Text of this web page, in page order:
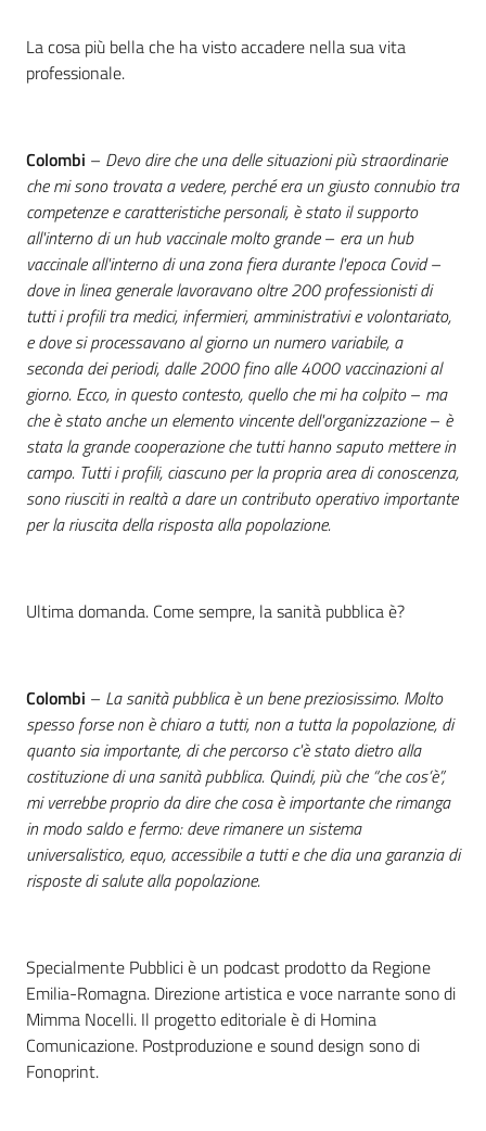
La cosa più bella che ha visto accadere nella sua vita
professionale.
Colombi – Devo dire che una delle situazioni più straordinarie
che mi sono trovata a vedere, perché era un giusto connubio tra
competenze e caratteristiche personali, è stato il supporto
all'interno di un hub vaccinale molto grande– era un hub
vaccinale all'interno di una zona fiera durante l'epoca Covid–
dove in linea generale lavoravano oltre 200 professionisti di
tutti i profili tra medici, infermieri, amministrativi e volontariato,
e dove si processavano al giorno un numero variabile, a
seconda dei periodi, dalle 2000 fino alle 4000 vaccinazioni al
giorno. Ecco, in questo contesto, quello che mi ha colpito– ma
che è stato anche un elemento vincente dell'organizzazione– è
stata la grande cooperazione che tutti hanno saputo mettere in
campo. Tutti i profili, ciascuno per la propria area di conoscenza,
sono riusciti in realtà a dare un contributo operativo importante
per la riuscita della risposta alla popolazione.
Ultima domanda. Come sempre, la sanità pubblica è?
Colombi – La sanità pubblica è un bene preziosissimo. Molto
spesso forse non è chiaro a tutti, non a tutta la popolazione, di
quanto sia importante, di che percorso c'è stato dietro alla
costituzione di una sanità pubblica. Quindi, più che “che cos’è”,
mi verrebbe proprio da dire che cosa è importante che rimanga
in modo saldo e fermo: deve rimanere un sistema
universalistico, equo, accessibile a tutti e che dia una garanzia di
risposte di salute alla popolazione.
Specialmente Pubblici è un podcast prodotto da Regione
Emilia-Romagna. Direzione artistica e voce narrante sono di
Mimma Nocelli. Il progetto editoriale è di Homina
Comunicazione. Postproduzione e sound design sono di
Fonoprint.